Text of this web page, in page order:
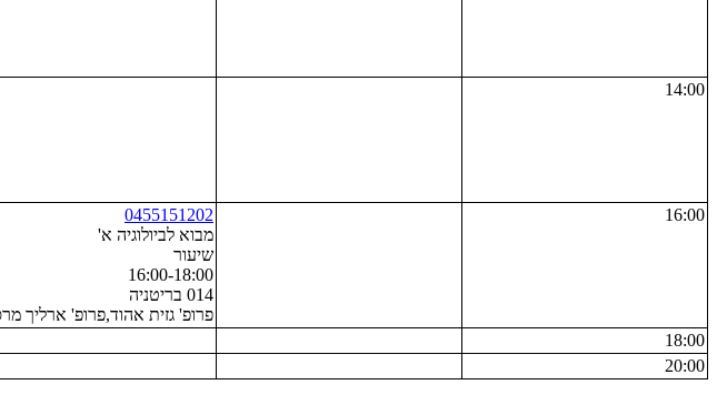
14:00
16:00
0455151202
מבוא לביולוגיה א'
שיעור
16:00-18:00
014 בריטניה
פרופ' גזית אהוד,פרופ' ארליך
18:00
20:00